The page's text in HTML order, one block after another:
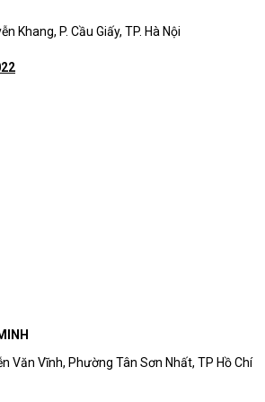
Khang, P. Cầu Giấy, TP. Hà Nội
Văn Vĩnh, Phường Tân Sơn Nhất, TP Hồ Chí